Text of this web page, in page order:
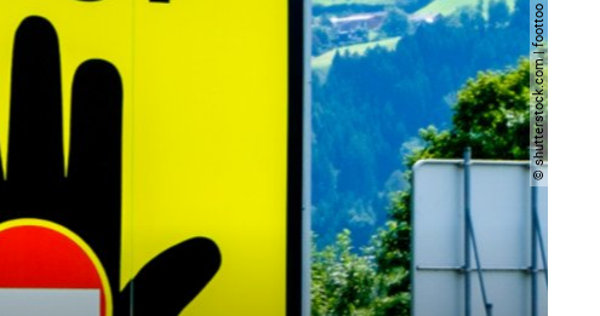
© shutterstock.com | foottoo